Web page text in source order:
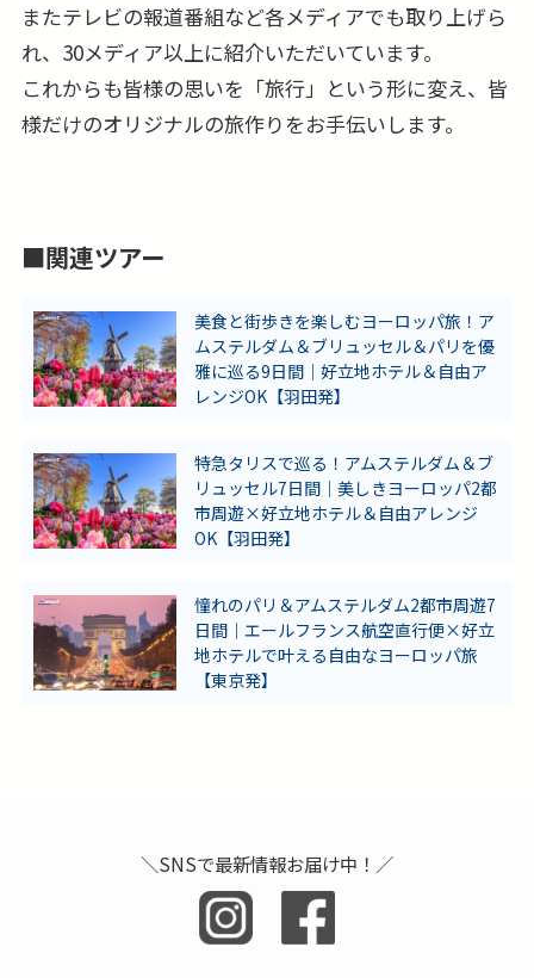
またテレビの報道番組など各メディアでも取り上げら
れ、30メディア以上に紹介いただいています。
これからも皆様の思いを「旅行」という形に変え、皆
様だけのオリジナルの旅作りをお手伝いします。
■関連ツアー
美食と街歩きを楽しむヨーロッパ旅！ア
ムステルダム＆ブリュッセル＆パリを優
雅に巡る9日間｜好立地ホテル＆自由ア
レンジOK【羽田発】
特急タリスで巡る！アムステルダム＆ブ
リュッセル7日間｜美しきヨーロッパ2都
市周遊×好立地ホテル＆自由アレンジ
OK【羽田発】
憧れのパリ＆アムステルダム2都市周遊7
日間｜エールフランス航空直行便×好立
地ホテルで叶える自由なヨーロッパ旅
【東京発】
＼SNSで最新情報お届け中！／